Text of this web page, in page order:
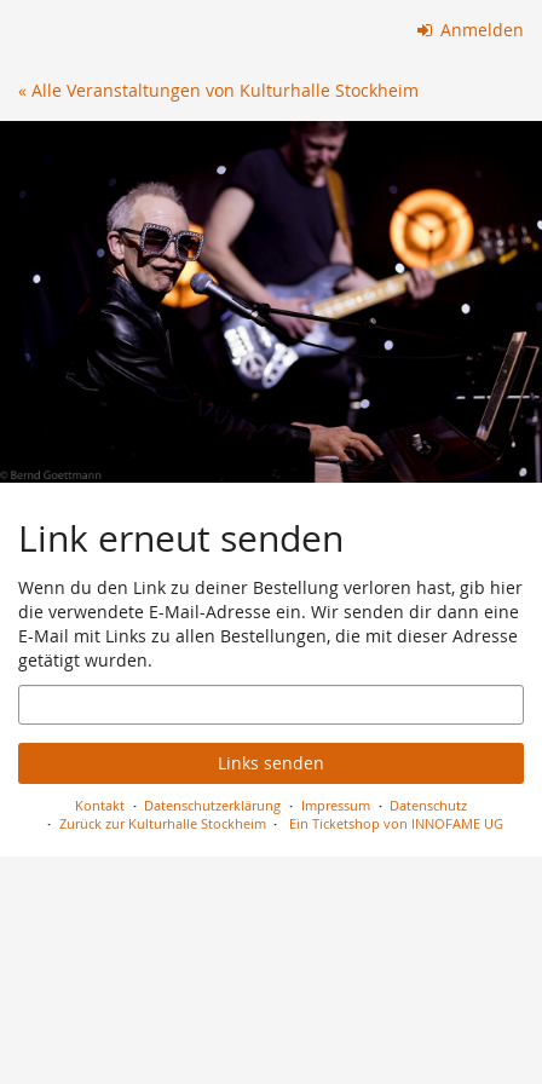
springen
Anmelden
« Alle Veranstaltungen von Kulturhalle Stockheim
Link erneut senden
Wenn du den Link zu deiner Bestellung verloren hast, gib hier
die verwendete E-Mail-Adresse ein. Wir senden dir dann eine
E-Mail mit Links zu allen Bestellungen, die mit dieser Adresse
getätigt wurden.
E-
Mail
Links senden
Kontakt Datenschutzerklärung Impressum
Datenschutz
Zurück zur Kulturhalle Stockheim
Ein Ticketshop von INNOFAME UG